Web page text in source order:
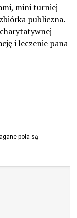
mini turniej
publiczna.
i leczenie pana
pola są